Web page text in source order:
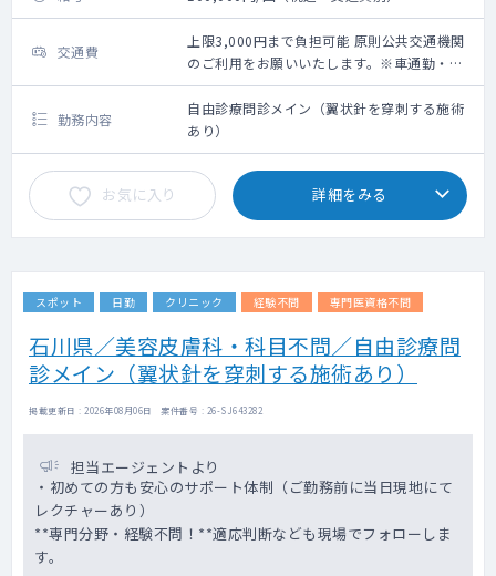
交通費
上限3,000円まで負担可能 原則公共交通機関
のご利用をお願いいたします。※車通勤・タ
クシー利用要相談
勤務内容
自由診療問診メイン（翼状針を穿刺する施術
あり）
お気に入り 詳細をみる
スポット 日勤 クリニック 経験不問 専門医資格不問
石川県／美容皮膚科・科目不問／自由診療問
診メイン（翼状針を穿刺する施術あり）
掲載更新日 : 2026年08月06日 案件番号 : 26-SJ643282
担当エージェントより
・初めての方も安心のサポート体制（ご勤務前に当日現地にて
レクチャーあり）
**専門分野・経験不問！**適応判断なども現場でフォローしま
す。